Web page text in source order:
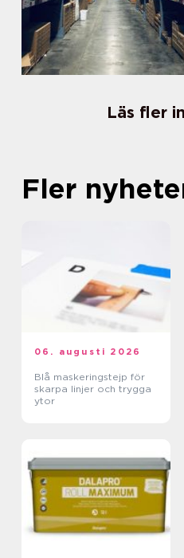
Läs fler
Fler
06. augusti 2026
Blå maskeringstejp för
skarpa linjer och trygga
ytor